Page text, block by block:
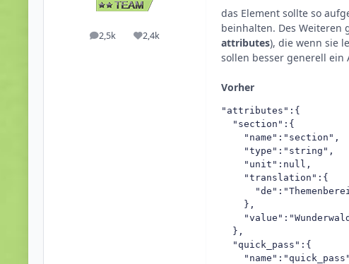
2,5k
Beiträge 2,4k
Reputation
das Element sollte so
beinhalten. Des Weiteren
attributes), die wenn sie
sollen besser generell ein
Vorher
"attributes":{
  "section":{
    "name":"section",
    "type":"string",
    "unit":null,
    "translation":{
    },
  },
  "quick_pass":{